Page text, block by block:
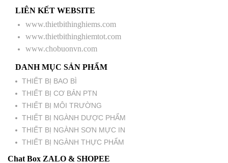
LIÊN KẾT WEBSITE
www.thietbithinghiems.com
www.thietbithinghiemtot.com
www.chobuonvn.com
DANH MỤC SẢN PHẨM
THIẾT BỊ BAO BÌ
THIẾT BỊ CƠ BẢN PTN
THIẾT BỊ MÔI TRƯỜNG
THIẾT BỊ NGÀNH DƯỢC PHẨM
THIẾT BỊ NGÀNH SƠN MỰC IN
THIẾT BỊ NGÀNH THỰC PHẨM
Chat Box ZALO & SHOPEE